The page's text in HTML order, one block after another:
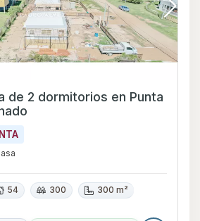
dormitorios en Punta
54 300 300 m²